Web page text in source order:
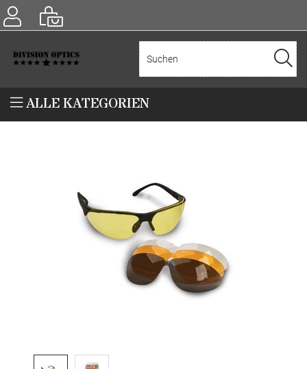
ALLE KATEGORIEN